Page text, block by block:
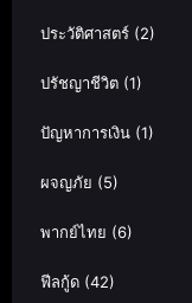
ประวัติศาสตร์ (2)
ปรัชญาชีวิต (1)
ปัญหาการเงิน (1)
ผจญภัย (5)
พากย์ไทย (6)
ฟีลกู้ด (42)